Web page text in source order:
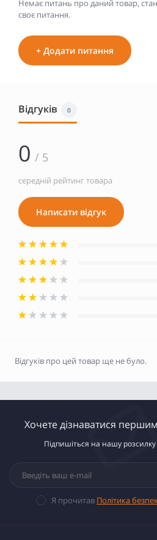
Немає питань про даний товар,
своє питання.
+ Додати питання
Відгуків 0
0 / 5
середній рейтинг товара
Написати відгук
Відгуків про цей товар ще не було.
Хочете дізнаватися
Підпишіться на нашу розсилку
Я прочитав Політика